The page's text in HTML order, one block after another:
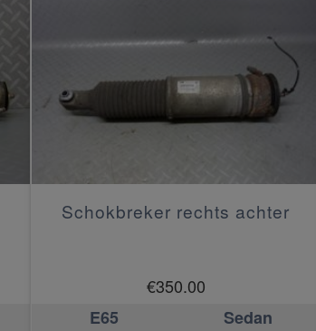
Schokbreker rechts achter
€350.00
E65
Sedan